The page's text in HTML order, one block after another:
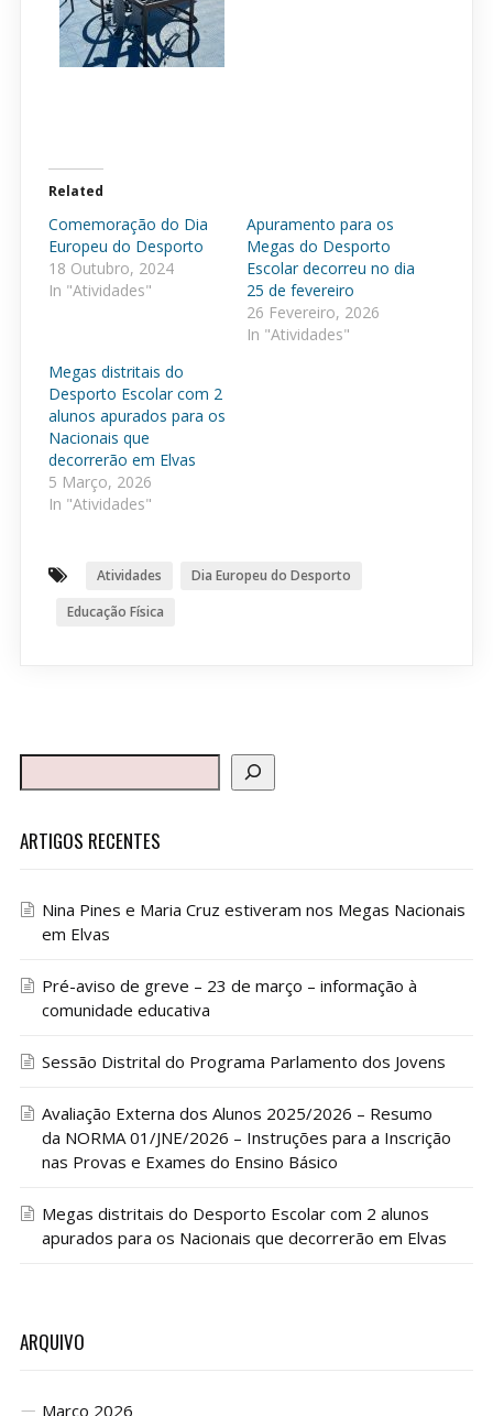
Related
Comemoração do Dia
Europeu do Desporto
18 Outubro, 2024
In "Atividades"
Apuramento para os
Megas do Desporto
Escolar decorreu no dia
25 de fevereiro
26 Fevereiro, 2026
In "Atividades"
Megas distritais do
Desporto Escolar com 2
alunos apurados para os
Nacionais que
decorrerão em Elvas
5 Março, 2026
In "Atividades"
Atividades
Dia Europeu do Desporto
Educação Física
ARTIGOS RECENTES
Nina Pines e Maria Cruz estiveram nos Megas Nacionais
em Elvas
Pré-aviso de greve – 23 de março – informação à
comunidade educativa
Sessão Distrital do Programa Parlamento dos Jovens
Avaliação Externa dos Alunos 2025/2026 – Resumo
da NORMA 01/JNE/2026 – Instruções para a Inscrição
nas Provas e Exames do Ensino Básico
Megas distritais do Desporto Escolar com 2 alunos
apurados para os Nacionais que decorrerão em Elvas
ARQUIVO
Março 2026